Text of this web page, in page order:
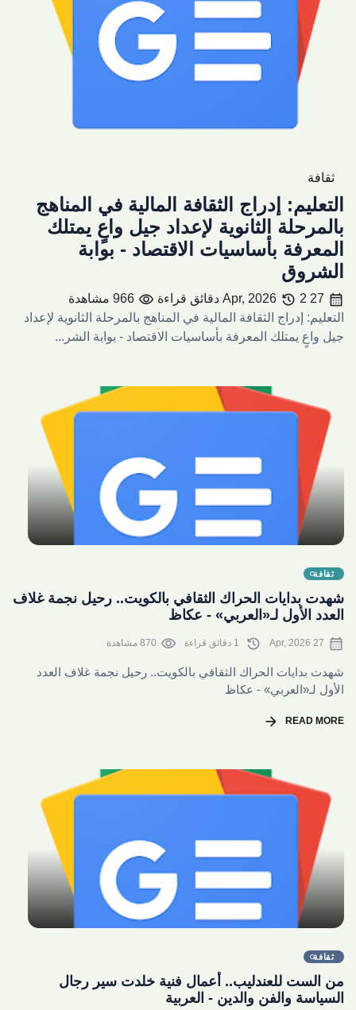
ثقافة
التعليم: إدراج الثقافة المالية في المناهج
بالمرحلة الثانوية لإعداد جيل واعٍ يمتلك
المعرفة بأساسيات الاقتصاد - بوابة
الشروق
calendar_month
27 Apr, 2026
history 2 دقائق قراءة visibility 966 مشاهدة
التعليم: إدراج الثقافة المالية في المناهج بالمرحلة الثانوية لإعداد
جيل واعٍ يمتلك المعرفة بأساسيات الاقتصاد - بوابة الشر...
ثقافة
شهدت بدايات الحراك الثقافي بالكويت.. رحيل نجمة غلاف
العدد الأول لـ«العربي» - عكاظ
calendar_month
27 Apr, 2026
history
visibility 870 مشاهدة
شهدت بدايات الحراك الثقافي بالكويت.. رحيل نجمة غلاف العدد
الأول لـ«العربي» - عكاظ
READ MORE
arrow_forward
ثقافة
من الست للعندليب.. أعمال فنية خلدت سير رجال
السياسة والفن والدين - العربية